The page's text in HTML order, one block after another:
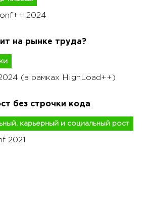
2024
на рынке труда?
(в рамках HighLoad++)
без строчки кода
карьерный и социальный рост
2021